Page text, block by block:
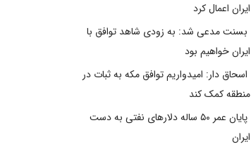
ایران اعمال کرد
بسنت مدعی شد: به زودی شاهد توافق با
ایران خواهیم بود
اسحاق دار: امیدواریم توافق مکه به ثبات در
منطقه کمک کند
پایان عمر ۵۰ ساله دلارهای نفتی به دست
ایران